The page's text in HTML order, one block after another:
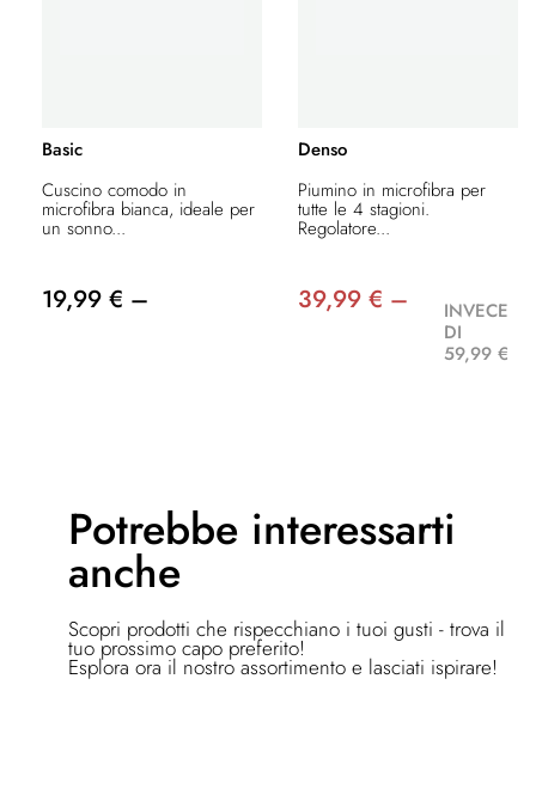
Basic
Cuscino comodo in
microfibra bianca, ideale per
un sonno...
19,99 € –
Denso
Piumino in microfibra per
tutte le 4 stagioni.
Regolatore...
39,99 € –
INVECE
DI
59,99 €
Potrebbe interessarti
anche
Scopri prodotti che rispecchiano i tuoi gusti - trova il
tuo prossimo capo preferito!
Esplora ora il nostro assortimento e lasciati ispirare!